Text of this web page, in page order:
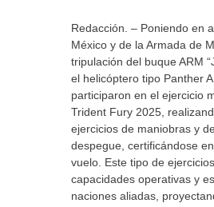
Redacción. – Poniendo en
México y de la Armada de
tripulación del buque ARM
el helicóptero tipo Panther
participaron en el ejercicio
Trident Fury 2025,
ejercicios de maniobras y
despegue, certificándose
vuelo. Este tipo de
capacidades operativas y
naciones aliadas,